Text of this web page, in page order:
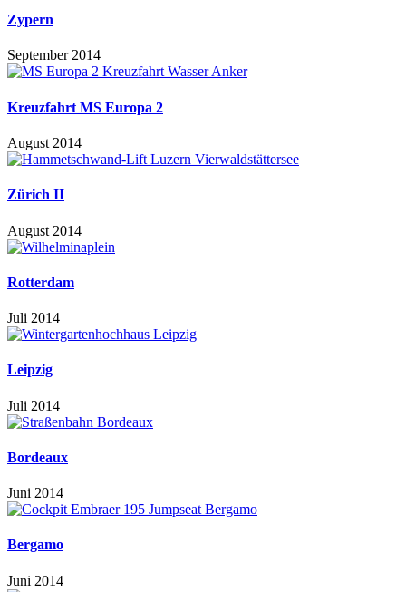
Zypern
September 2014
Kreuzfahrt MS Europa 2
August 2014
Zürich II
August 2014
Rotterdam
Juli 2014
Leipzig
Juli 2014
Bordeaux
Juni 2014
Bergamo
Juni 2014